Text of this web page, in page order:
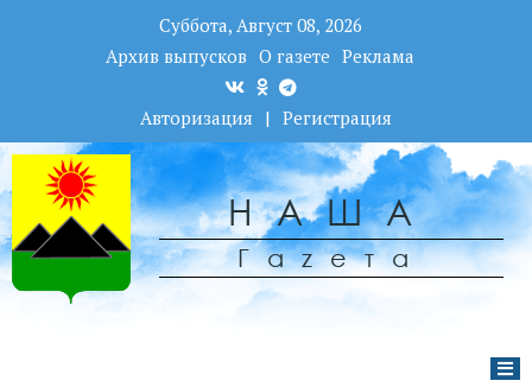
Суббота, Август 08, 2026
Архив выпусков О газете Реклама
Авторизация | Регистрация
НАША
Гаzета